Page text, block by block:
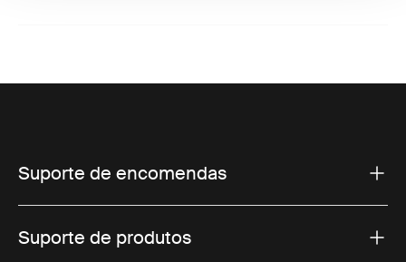
Suporte de encomendas
Suporte de produtos